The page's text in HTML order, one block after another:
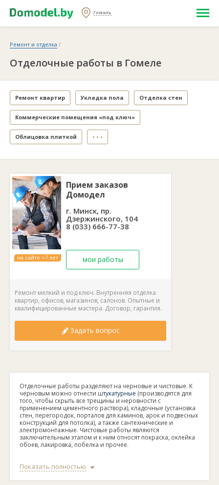
Гомель
Ремонт и отделка /
Отделочные работы в Гомеле
Ремонт квартир Укладка пола Отделка стен
Коммерческие помещения «под ключ»
Облицовка плиткой • • •
на сайте >7 лет
Прием заказов
Домодел
г. Минск, пр.
Дзержинского, 104
8 (033) 666-77-38
мои работы
Ремонт мелкий и под ключ. Внутренняя отделка
квартир, офисов, магазинов, салонов. Опытные и
квалифицированные мастера. Договор, гарантия.
Задать вопрос
Отделочные работы разделяют на черновые и чистовые. К
черновым можно отнести штукатурные (производятся для
того, чтобы скрыть все трещины и неровности с
применением цементного раствора), кладочные (установка
стен, перегородок, порталов для каминов, арок и подвесных
конструкций для потолка), а также сантехнические и
электромонтажные. Чистовые работы являются
заключительным этапом и к ним относят покраска, оклейка
обоев, лакировка, побелка и прочее.
компаний, которые готовы выполнить отделочные работы.
Цены, контактная информация и отзывы клиентов
представлены в описании.
Показать полностью